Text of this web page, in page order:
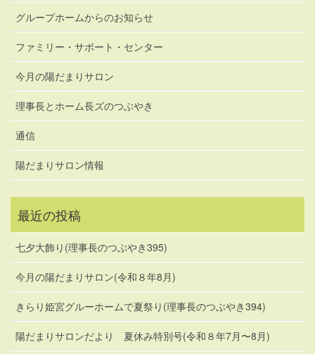
グループホームからのお知らせ
ファミリー・サポート・センター
今月の陽だまりサロン
理事長とホーム長ズのつぶやき
通信
陽だまりサロン情報
最近の投稿
七夕大飾り(理事長のつぶやき395)
今月の陽だまりサロン(令和８年8月)
きらり姫宮グルーホームで夏祭り(理事長のつぶやき394)
陽だまりサロンだより 夏休み特別号(令和８年7月〜8月)